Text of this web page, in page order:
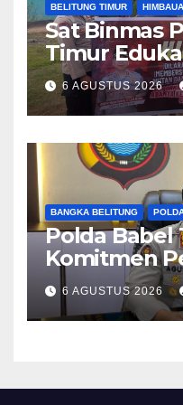
BELITUNG TIMUR
Sat Binmas
Timur
Desa
Bahaya
6 AGUSTUS 2026
BANGKA BELITUNG
Polda Babel
Komitmen
Hukum
Ton Pasir
Belitung
6 AGUSTUS 2026